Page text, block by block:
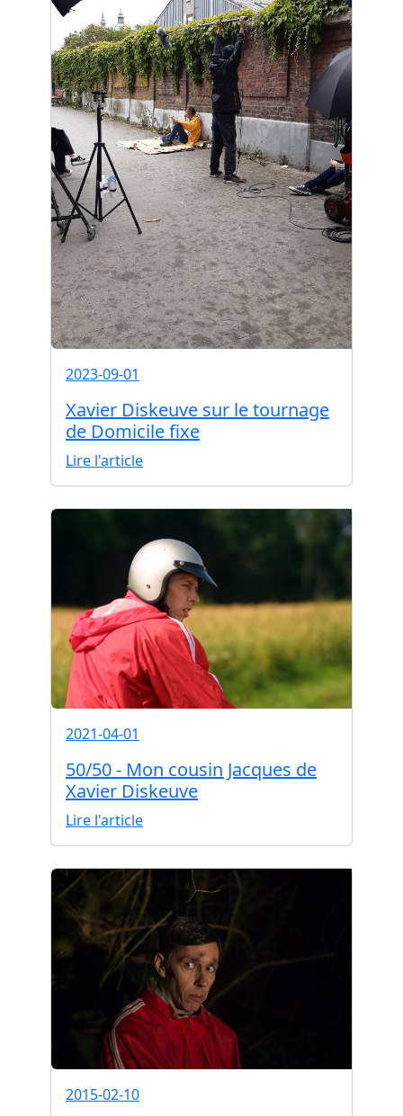
2023-09-01
Xavier Diskeuve sur le tournage
de Domicile fixe
Lire l'article
2021-04-01
50/50 - Mon cousin Jacques de
Xavier Diskeuve
Lire l'article
2015-02-10